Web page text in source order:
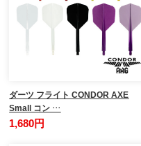
ダーツ フライト CONDOR AXE
Small コン …
1,680円